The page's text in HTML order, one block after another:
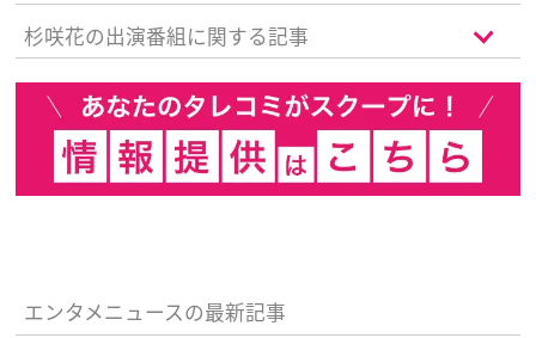
杉咲花の出演番組に関する記事
エンタメニュースの最新記事